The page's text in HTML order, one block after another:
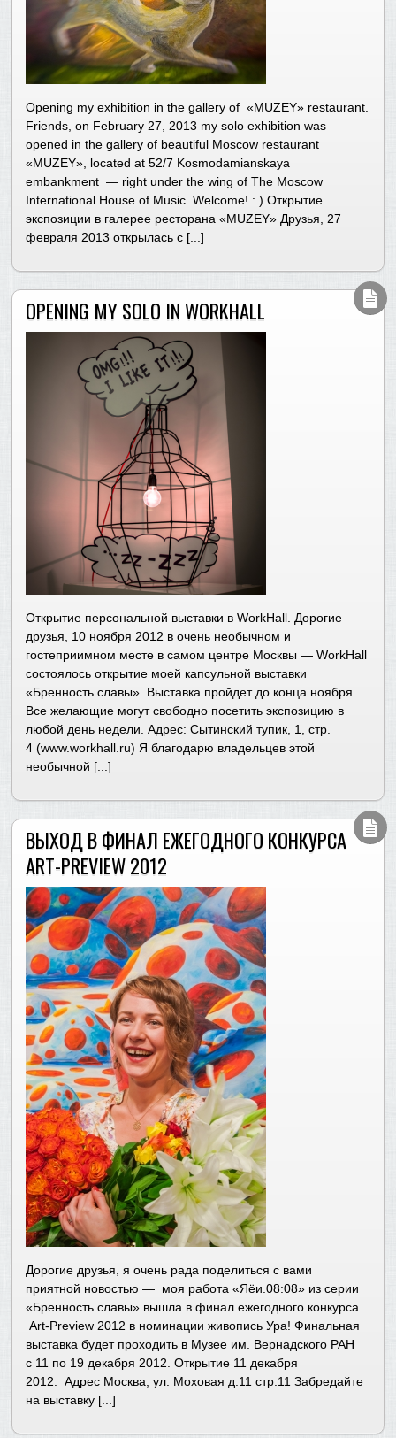
Opening my exhibition in the gallery of «MUZEY» restaurant.
Friends, on February 27, 2013 my solo exhibition was
opened in the gallery of beautiful Moscow restaurant
«MUZEY», located at 52/7 Kosmodamianskaya
embankment — right under the wing of The Moscow
International House of Music. Welcome! : ) Открытие
экспозиции в галерее ресторана «MUZEY» Друзья, 27
февраля 2013 открылась с [...]
OPENING MY SOLO IN WORKHALL
Открытие персональной выставки в WorkHall. Дорогие
друзья, 10 ноября 2012 в очень необычном и
гостеприимном месте в самом центре Москвы — WorkHall
состоялось открытие моей капсульной выставки
«Бренность славы». Выставка пройдет до конца ноября.
Все желающие могут свободно посетить экспозицию в
любой день недели. Адрес: Сытинский тупик, 1, стр.
4 (www.workhall.ru) Я благодарю владельцев этой
необычной [...]
ВЫХОД В ФИНАЛ ЕЖЕГОДНОГО КОНКУРСА
ART-PREVIEW 2012
Дорогие друзья, я очень рада поделиться с вами
приятной новостью — моя работа «Яёи.08:08» из серии
«Бренность славы» вышла в финал ежегодного конкурса
Art-Preview 2012 в номинации живопись Ура! Финальная
выставка будет проходить в Музее им. Вернадского РАН
с 11 по 19 декабря 2012. Открытие 11 декабря
2012. Адрес Москва, ул. Моховая д.11 стр.11 Забредайте
на выставку [...]